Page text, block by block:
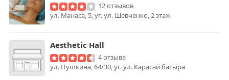
12 отзывов
ул. Манаса, 5, уг. ул. Шевченко, 2 этаж
Aesthetic Hall
4 отзыва
ул. Пушкина, 64/30, уг. ул. Карасай батыра